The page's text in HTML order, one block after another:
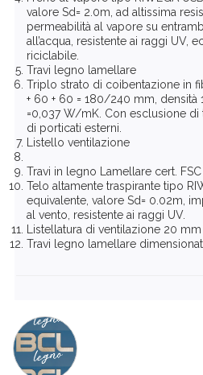
valore Sd= 2.0m, ad altissima
permeabilità al vapore su
all’acqua, resistente ai raggi UV,
riciclabile.
Travi legno lamellare
Triplo strato di coibentazione in
+ 60 + 60 = 180/240 mm, densità
=0,037 W/mK. Con esclusione
di porticati esterni.
Listello ventilazione
Travi in legno Lamellare cert. FSC
Telo altamente traspirante tipo
equivalente, valore Sd= 0.02m,
al vento, resistente ai raggi UV.
Listellatura di ventilazione 20 mm
Travi legno lamellare